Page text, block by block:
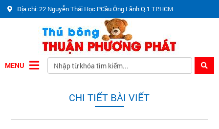
Địa chỉ: 22 Nguyễn Thái Học P.Cầu Ông Lãnh Q.1 TP.HCM
MENU
CHI TIẾT BÀI VIẾT